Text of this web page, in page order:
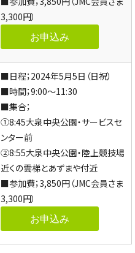
3,300円）
お申込み
■日程；2024年5月5日（日祝）
■時間；9:00～11:30
■集合；
①8:45大泉中央公園・サービスセ
ンター前
②8:55大泉中央公園・陸上競技場
近くの雲梯とあずまや付近
■参加費；3,850円（JMC会員さま
3,300円）
お申込み